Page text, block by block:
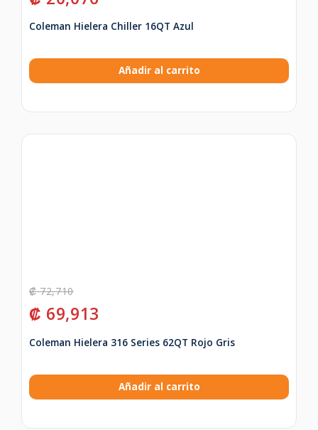
Coleman Hielera Chiller 16QT Azul
Añadir al carrito
₡72,710
₡ 69,913
Coleman Hielera 316 Series 62QT Rojo Gris
Añadir al carrito